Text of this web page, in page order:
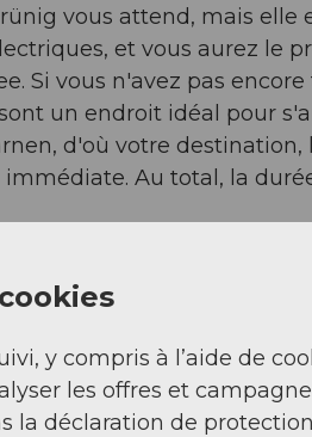
vous attend, mais elle
et vous aurez le
Si vous n'avez pas encore
un endroit idéal pour
d'où votre destination,
immédiate. Au total, la
y compris à l’aide de
les offres et
la déclaration de